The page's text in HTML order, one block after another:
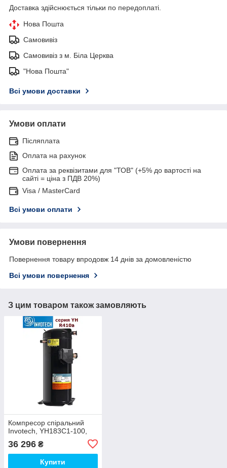
Доставка здійснюється тільки по передоплаті.
Нова Пошта
Самовивіз
Самовивіз з м. Біла Церква
"Нова Пошта"
Всі умови доставки
Умови оплати
Післяплата
Оплата на рахунок
Оплата за реквізитами для "ТОВ" (+5% до вартості на
сайті = ціна з ПДВ 20%)
Visa / MasterCard
Всі умови оплати
Умови повернення
Повернення товару впродовж 14 днів за домовленістю
Всі умови повернення
З цим товаром також замовляють
Компресор спіральний
Invotech, YH183C1-100,
36 296 ₴
Купити